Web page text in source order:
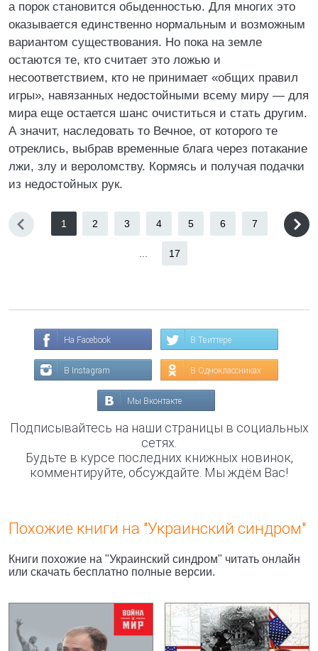
а порок становится обыденностью. Для многих это
оказывается единственно нормальным и возможным
вариантом существования. Но пока на земле
остаются те, кто считает это ложью и
несоответствием, кто не принимает «общих правил
игры», навязанных недостойными всему миру — для
мира еще остается шанс очиститься и стать другим.
А значит, наследовать то Вечное, от которого те
отреклись, выбрав временные блага через потакание
лжи, злу и вероломству. Кормясь и получая подачки
из недостойных рук.
1 2 3 4 5 6 7
17
На Facebook В Твиттере
В Instagram В Одноклассниках
Мы Вконтакте
Подписывайтесь на наши страницы в социальных
сетях.
Будьте в курсе последних книжных новинок,
комментируйте, обсуждайте. Мы ждём Вас!
Похожие книги на "Украинский синдром"
Книги похожие на "Украинский синдром" читать онлайн
или скачать бесплатно полные версии.